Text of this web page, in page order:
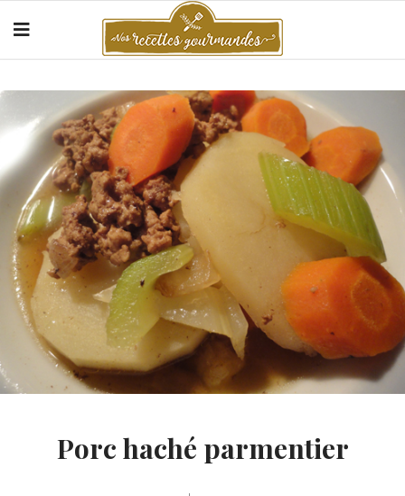
Porc haché parmentier